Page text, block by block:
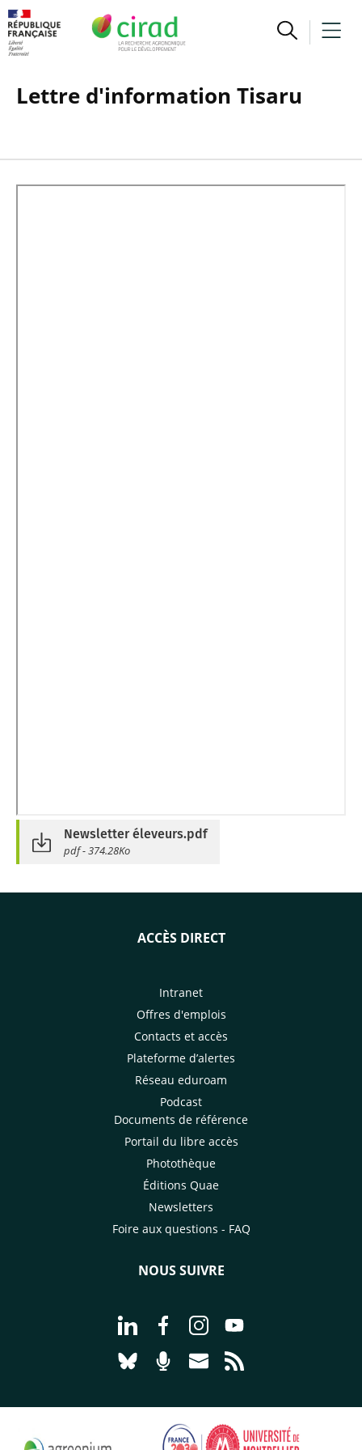
Lettre d'information Tisaru
Newsletter éleveurs.pdf
pdf - 374.28Ko
ACCÈS DIRECT
Intranet
Offres d'emplois
Contacts et accès
Plateforme d’alertes
Réseau eduroam
Podcast
Documents de référence
Portail du libre accès
Photothèque
Éditions Quae
Newsletters
Foire aux questions - FAQ
NOUS SUIVRE
Aller à la page Nous suivre sur
Aller à la page Nous suivre sur
Aller à la page Nous
Aller à la page
Aller à la page Nous suivre sur
Aller à la page Nourrir le
Aller à la page Nous